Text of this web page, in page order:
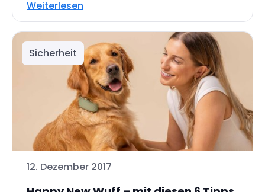
Weiterlesen
Sicherheit
12. Dezember 2017